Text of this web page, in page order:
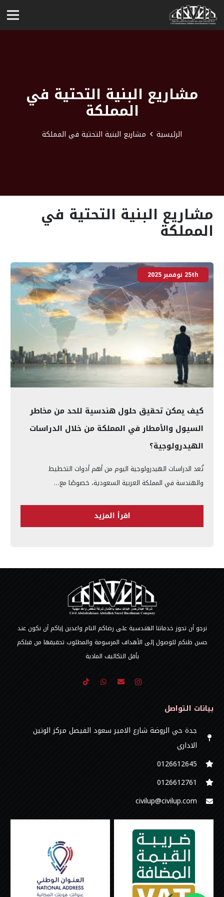
مشاريع البنية التحتية في
المملكة
الرئيسية مشاريع البنية التحتية في المملكة
مشاريع البنية التحتية في
المملكة
كيف يمكن تحقيق حلول هندسية للحد من مخاطر
السيول والأمطار في المملكة من خلال الدراسات
الهيدرولوجية؟
تُعد الدراسات الهيدرولوجية اليوم من أهم أدوات التخطيط
والهندسة في المملكة العربية السعودية، خصوصًا مع…
اقرأ المزيد
25th نوفمبر 2025
نرجو أن تحوز خدماتنا الهندسية على رضاكم التام واعدين إياكم أن نكون عند
حسن ظنكم للوصول إلى الأهداف المرسومة والمطلوب تحقيقها من قبلكم
بأقل التكاليف المادية
بيانات التواصل
جدة حي الروضة شارع الامير سعود الفيصل مركز الوتين
الاداري
0126612645‬
‭0126612761
civilup@civilup.com